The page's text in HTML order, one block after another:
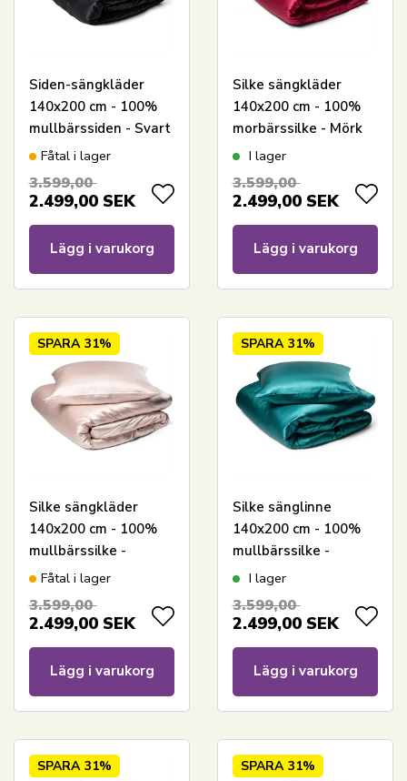
Siden-sängkläder
140x200 cm - 100%
mullbärssiden - Svart
Fåtal i lager
3.599,00
2.499,00 SEK
Lägg i varukorg
Silke sängkläder
140x200 cm - 100%
morbärssilke - Mörk
rosaI lager
3.599,00
2.499,00 SEK
Lägg i varukorg
SPARA 31%
Silke sängkläder
140x200 cm - 100%
mullbärssilke -
Dämpat ljusrosa
Fåtal i lager
3.599,00
2.499,00 SEK
Lägg i varukorg
SPARA 31%
Silke sänglinne
140x200 cm - 100%
mullbärssilke -
Turkos
I lager
3.599,00
2.499,00 SEK
Lägg i varukorg
SPARA 31% SPARA 31%